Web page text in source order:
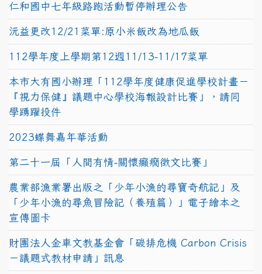
仁和國中七年級路跑活動暫停辦理公告
沅益更改12/21菜單:原小米飯改為地瓜飯
112學年度上學期第12週11/13-11/17菜單
本市大有國小辦理「112學年度健康促進學校計畫－
『視力保健』議題中心學校海報設計比賽」，請同
學踴躍投件
2023蝶舞嘉年華活動
第二十一屆「人間有情-關懷癲癇徵文比賽」
農業部漁業署出版之「少年小漁的尋寶奇航記」及
「少年小漁的尋魚冒險記（養殖篇）」電子繪本之
宣傳圖卡
財團法人金車文教基金會「碳排危機 Carbon Crisis
－議題式教材申請」訊息